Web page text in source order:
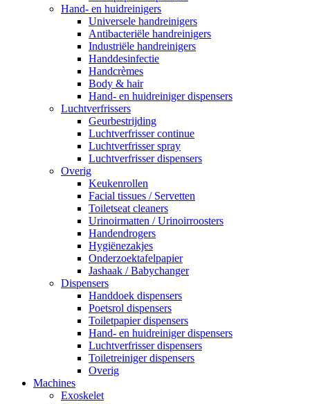
Hand- en huidreinigers
Universele handreinigers
Antibacteriële handreinigers
Industriële handreinigers
Handdesinfectie
Handcrèmes
Body & hair
Hand- en huidreiniger dispensers
Luchtverfrissers
Geurbestrijding
Luchtverfrisser continue
Luchtverfrisser spray
Luchtverfrisser dispensers
Overig
Keukenrollen
Facial tissues / Servetten
Toiletseat cleaners
Urinoirmatten / Urinoirroosters
Handendrogers
Hygiënezakjes
Onderzoektafelpapier
Jashaak / Babychanger
Dispensers
Handdoek dispensers
Poetsrol dispensers
Toiletpapier dispensers
Hand- en huidreiniger dispensers
Luchtverfrisser dispensers
Toiletreiniger dispensers
Overig
Machines
Exoskelet